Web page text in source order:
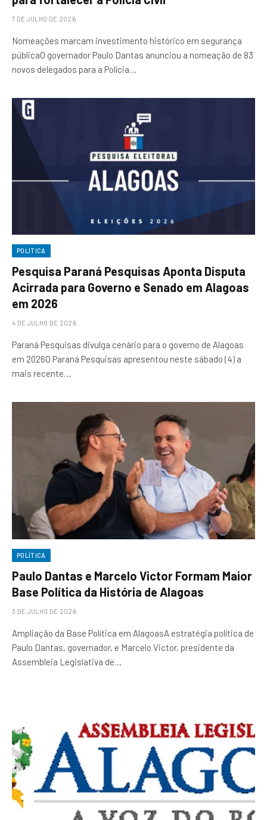
7 DE JULHO DE 2026
Nomeações marcam investimento histórico em segurança
públicaO governador Paulo Dantas anunciou a nomeação de 83
novos delegados para a Polícia…
POLÍTICA
Pesquisa Paraná Pesquisas Aponta Disputa
Acirrada para Governo e Senado em Alagoas
em 2026
4 DE JULHO DE 2026
Paraná Pesquisas divulga cenário para o governo de Alagoas
em 2026O Paraná Pesquisas apresentou neste sábado (4) a
mais recente…
POLÍTICA
Paulo Dantas e Marcelo Victor Formam Maior
Base Política da História de Alagoas
3 DE JULHO DE 2026
Ampliação da Base Política em AlagoasA estratégia política de
Paulo Dantas, governador, e Marcelo Victor, presidente da
Assembleia Legislativa de…